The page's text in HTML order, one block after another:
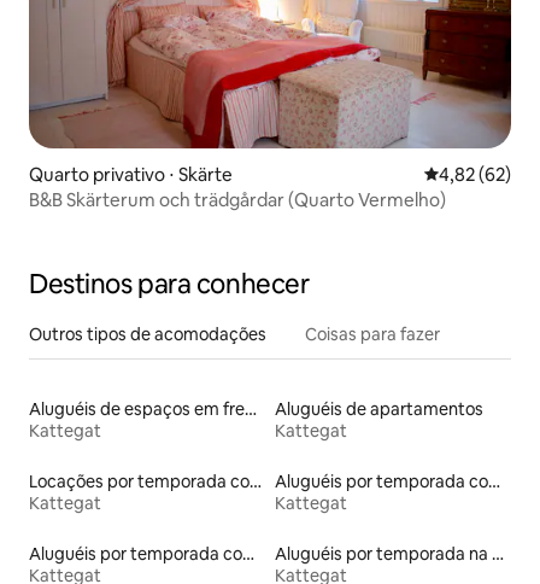
Quarto privativo ⋅ Skärte 4,82 de uma
4,82 (62)
B&B Skärterum och trädgårdar (Quarto Vermelho)
Destinos para conhecer
Outros tipos de acomodações Coisas para fazer
Aluguéis de espaços em frente à praia
Kattegat
Aluguéis de apartamentos
Kattegat
Locações por temporada com piscina
Kattegat
Aluguéis por temporada com acesso à praia
Kattegat
Aluguéis por temporada com banheiro para PCD
Kattegat
Aluguéis por temporada na orla
Kattegat